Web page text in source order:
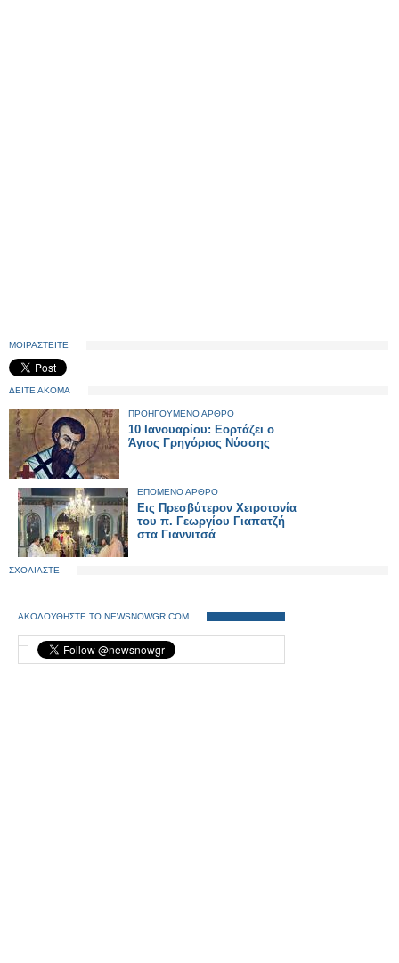
ΜΟΙΡΑΣΤΕΙΤΕ
ΔΕΙΤΕ ΑΚΟΜΑ
ΠΡΟΗΓΟΥΜΕΝΟ ΑΡΘΡΟ
10 Ιανουαρίου: Εορτάζει ο
Άγιος Γρηγόριος Νύσσης
ΕΠΟΜΕΝΟ ΑΡΘΡΟ
Εις Πρεσβύτερον Χειροτονία
του π. Γεωργίου Γιαπατζή
στα Γιαννιτσά
ΣΧΟΛΙΑΣΤΕ
ΑΚΟΛΟΥΘΗΣΤΕ ΤΟ NEWSNOWGR.COM